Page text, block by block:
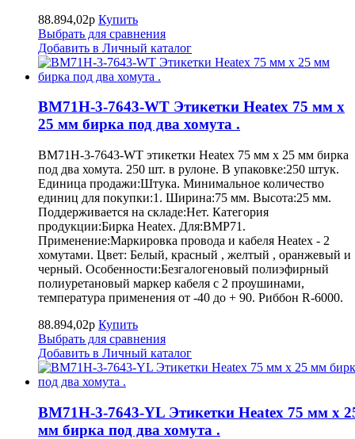
88.894,02р Купить
Выбрать для сравнения
Добавить в Личный каталог
BM71H-3-7643-WT Этикетки Heatex 75 мм x
25 мм бирка под два хомута .
BM71H-3-7643-WT этикетки Heatex 75 мм x 25 мм бирка
под два хомута. 250 шт. в рулоне. В упаковке:250 штук.
Единица продажи:Штука. Минимальное количество
единиц для покупки:1. Ширина:75 мм. Высота:25 мм.
Поддерживается на складе:Нет. Категория
продукции:Бирка Heatex. Для:BMP71.
Применение:Маркировка провода и кабеля Heatex - 2
хомутами. Цвет: Белый, красный , желтый , оранжевый и
черный. Особенности:Безгалогеновый полиэфирный
полиуретановый маркер кабеля с 2 проушинами,
температура применения от -40 до + 90. Риббон R-6000.
88.894,02р Купить
Выбрать для сравнения
Добавить в Личный каталог
BM71H-3-7643-YL Этикетки Heatex 75 мм x
мм бирка под два хомута .